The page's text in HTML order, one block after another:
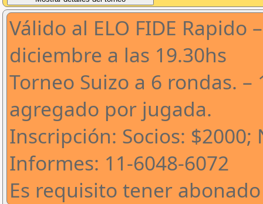
Válido al ELO FIDE Rapido
diciembre a las 19.30hs
Torneo Suizo a 6 rondas. –
agregado por jugada.
Inscripción: Socios: $2000;
Informes: 11-6048-6072
Es requisito tener abonado